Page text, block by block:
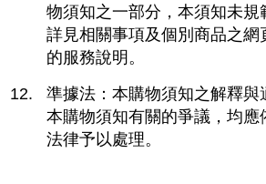
物須知之一部分，本須知未規
詳見相關事項及個別商品之網
的服務說明。
準據法：本購物須知之解釋與
本購物須知有關的爭議，均應
法律予以處理。